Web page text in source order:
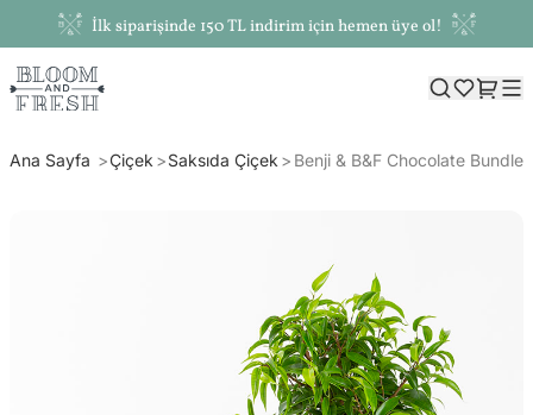
İlk siparişinde 150 TL indirim için hemen üye ol!
Ana Sayfa Çiçek Saksıda Çiçek Benji & B&F Chocolate Bundle